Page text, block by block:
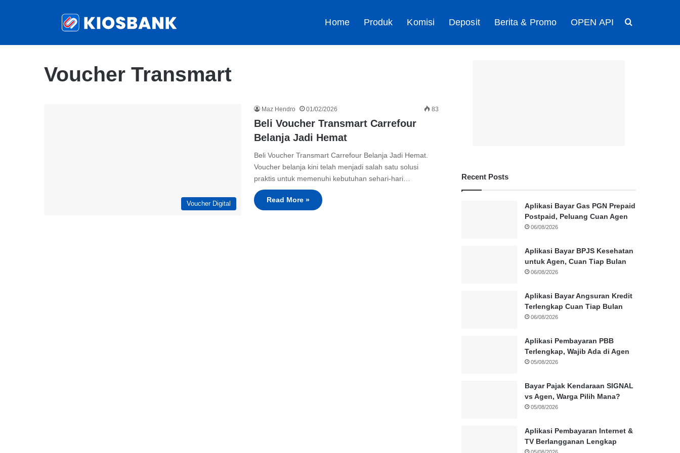
Home Produk Komisi Deposit Berita & Promo OPEN API
Voucher Transmart
Voucher Digital
Maz Hendro 01/02/2026 83
Beli Voucher Transmart Carrefour
Belanja Jadi Hemat
Beli Voucher Transmart Carrefour Belanja Jadi Hemat.
Voucher belanja kini telah menjadi salah satu solusi
praktis untuk memenuhi kebutuhan sehari-hari…
Read More »
Recent Posts
Aplikasi Bayar Gas PGN Prepaid
Postpaid, Peluang Cuan Agen
06/08/2026
Aplikasi Bayar BPJS Kesehatan
untuk Agen, Cuan Tiap Bulan
06/08/2026
Aplikasi Bayar Angsuran Kredit
Terlengkap Cuan Tiap Bulan
06/08/2026
Aplikasi Pembayaran PBB
Terlengkap, Wajib Ada di Agen
05/08/2026
Bayar Pajak Kendaraan SIGNAL
vs Agen, Warga Pilih Mana?
05/08/2026
Aplikasi Pembayaran Internet &
TV Berlangganan Lengkap